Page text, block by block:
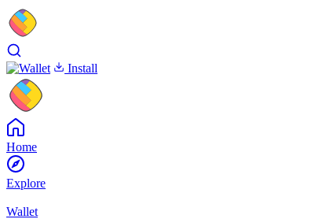
Install
Home
Explore
Wallet